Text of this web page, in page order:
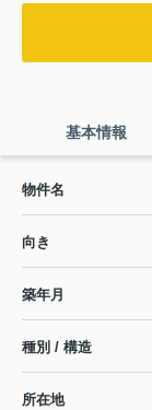
基本情報
物件名
向き
築年月
種別 / 構造
所在地